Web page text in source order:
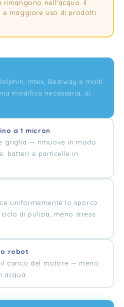
rimangono nell'acqua. Il
e maggiore uso di prodotti
Intex, Bestway e molti
modifica necessaria, si
a 1 micron
griglia — rimuove in modo
batteri e particelle in
uniformemente lo sporco
di pulizia, meno stress
robot
carico del motore — meno
acqua